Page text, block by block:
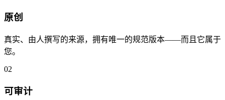
原创
真实、由人撰写的来源，拥有唯一的规范版本——而且它属于
您。
02
可审计